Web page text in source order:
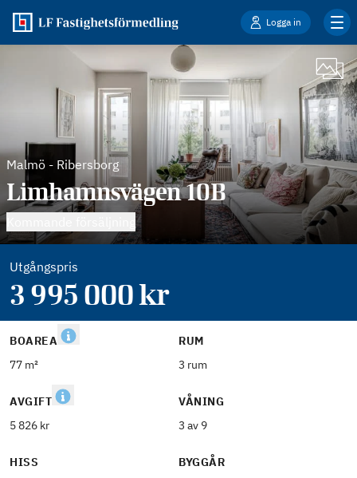
Logga in
Malmö - Ribersborg
Limhamnsvägen 10B
Utgångspris
3 995 000kr
BOAREA
77 m²
RUM
3 rum
AVGIFT
5 826 kr
VÅNING
3 av 9
HISS
BYGGÅR